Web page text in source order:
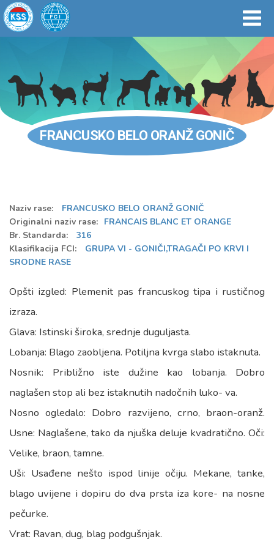
FRANCUSKO BELO ORANŽ GONIČ
Naziv rase:
FRANCUSKO BELO ORANŽ GONIČ
Originalni naziv rase: FRANCAIS BLANC ET ORANGE
Br. Standarda:
316
Klasifikacija FCI:
GRUPA VI - GONIČI,TRAGAČI PO KRVI I
SRODNE RASE
Opšti izgled: Plemenit pas francuskog tipa i rustičnog
izraza.
Glava: Istinski široka, srednje duguljasta.
Lobanja: Blago zaobljena. Potiljna kvrga slabo istaknuta.
Nosnik: Približno iste dužine kao lobanja. Dobro
naglašen stop ali bez istaknutih nadočnih luko- va.
Nosno ogledalo: Dobro razvijeno, crno, braon-oranž.
Usne: Naglašene, tako da njuška deluje kvadratično. Oči:
Velike, braon, tamne.
Uši: Usađene nešto ispod linije očiju. Mekane, tanke,
blago uvijene i dopiru do dva prsta iza kore- na nosne
pečurke.
Vrat: Ravan, dug, blag podgušnjak.